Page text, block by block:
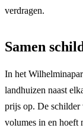
verdragen.
Samen
In het
landhuizen naast
prijs op. De schilder
volumes in en hoeft